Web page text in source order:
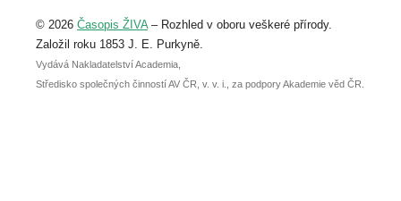
abstraktu přihlášené přednášky nebo
posteru je už 30. června.
© 2026 Časopis ŽIVA– Rozhled v oboru veškeré přírody.
Založil roku 1853 J. E. Purkyně.
Vydává Nakladatelství Academia,
Středisko společných činností AV ČR, v. v. i., za podpory Akademie věd ČR.